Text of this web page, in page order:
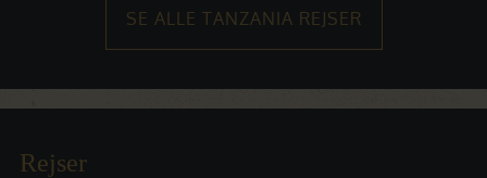
SE ALLE TANZANIA REJSER
Rejser